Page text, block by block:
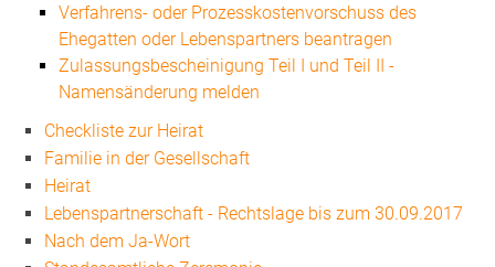
Checkliste zur Heirat
Familie in der Gesellschaft
Heirat
Lebenspartnerschaft - Rechtslage bis zum 30.09.2017
Nach dem Ja-Wort
Verfahrens- oder Prozesskostenvorschuss des
Ehegatten oder Lebenspartners beantragen
Zulassungsbescheinigung Teil I und Teil II -
Namensänderung melden